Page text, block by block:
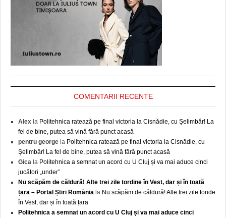
COMENTARII RECENTE
Alex la Politehnica ratează pe final victoria la Cisnădie, cu Șelimbăr! La
fel de bine, putea să vină fără punct acasă
pentru george la Politehnica ratează pe final victoria la Cisnădie, cu
Șelimbăr! La fel de bine, putea să vină fără punct acasă
Gica la Politehnica a semnat un acord cu U Cluj și va mai aduce cinci
jucători „under”
Nu scăpăm de căldură! Alte trei zile tordine în Vest, dar și în toată
țara – Portal Știri România la Nu scăpăm de căldură! Alte trei zile toride
în Vest, dar și în toată țara
Politehnica a semnat un acord cu U Cluj și va mai aduce cinci